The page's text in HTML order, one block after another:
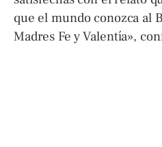
que el mundo conozca al
Madres Fe y Valentía»,